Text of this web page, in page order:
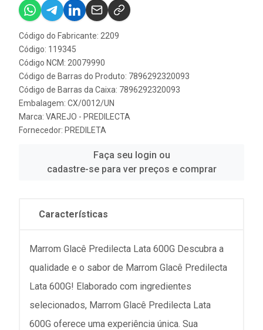
Código do Fabricante: 2209
Código: 119345
Código NCM: 20079990
Código de Barras do Produto: 7896292320093
Código de Barras da Caixa: 7896292320093
Embalagem: CX/0012/UN
Marca: VAREJO - PREDILECTA
Fornecedor: PREDILETA
Faça seu login ou
cadastre-se para ver preços e comprar
Características
Marrom Glacê Predilecta Lata 600G Descubra a
qualidade e o sabor de Marrom Glacê Predilecta
Lata 600G! Elaborado com ingredientes
selecionados, Marrom Glacê Predilecta Lata
600G oferece uma experiência única. Sua